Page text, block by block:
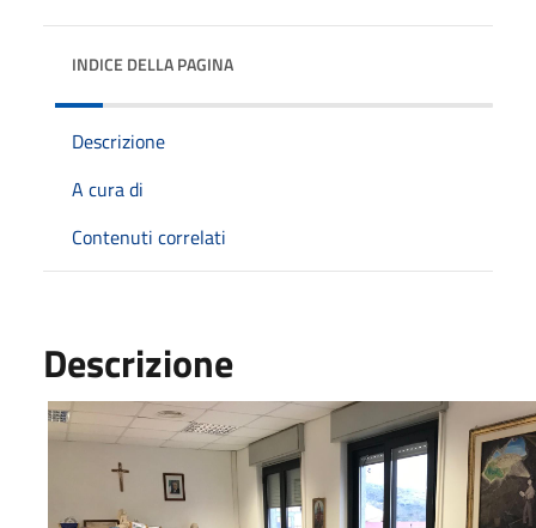
INDICE DELLA PAGINA
Descrizione
A cura di
Contenuti correlati
Descrizione